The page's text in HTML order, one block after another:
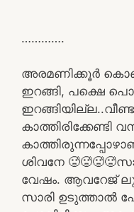
………….
അരമണിക്കൂർ
ഇറങ്ങി, പക്ഷെ
കാത്തിരിക്കേണ്ടി
ശിവനേ
വേഷം. ആവറേജ്
സാരി ഉടുത്താൽ